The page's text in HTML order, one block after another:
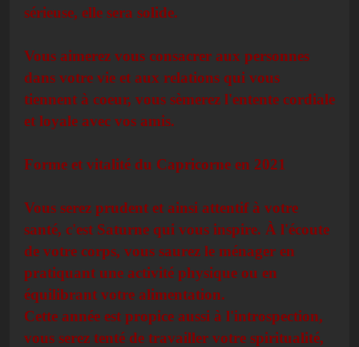
sérieuse, elle sera solide.
Vous aimerez vous consacrer aux personnes
dans votre vie et aux relations qui vous
tiennent à coeur, vous sèmerez l'entente cordiale
et loyale avec vos amis.
Forme et vitalité du Capricorne en 2021
Vous serez prudent et ainsi attentif à votre
santé, c'est Saturne qui vous inspire. À l'écoute
de votre corps, vous saurez le ménager en
pratiquant une activité physique ou en
équilibrant votre alimentation.
Cette année est propice aussi à l'introspection,
vous serez tenté de travailler votre spiritualité,